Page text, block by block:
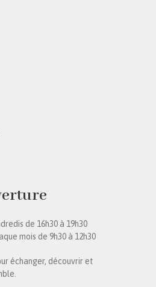
de 16h30 à 19h30
mois de 9h30 à 12h30
échanger, découvrir et